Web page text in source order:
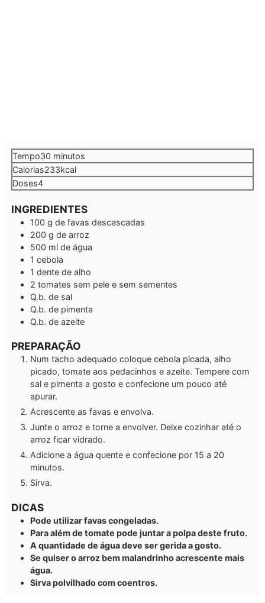
Tempo30 minutos
minutos
Calorias233kcal
Doses4
INGREDIENTES
100 g de favas descascadas
200 g de arroz
500 ml de água
1 cebola
1 dente de alho
2 tomates sem pele e sem sementes
Q.b. de sal
Q.b. de pimenta
Q.b. de azeite
PREPARAÇÃO
Num tacho adequado coloque cebola picada, alho
picado, tomate aos pedacinhos e azeite. Tempere com
sal e pimenta a gosto e confecione um pouco até
apurar.
Acrescente as favas e envolva.
Junte o arroz e torne a envolver. Deixe cozinhar até o
arroz ficar vidrado.
Adicione a água quente e confecione por 15 a 20
minutos.
Sirva.
DICAS
Pode utilizar favas congeladas.
Para além de tomate pode juntar a polpa deste fruto.
A quantidade de água deve ser gerida a gosto.
Se quiser o arroz bem malandrinho acrescente mais
água.
Sirva polvilhado com coentros.